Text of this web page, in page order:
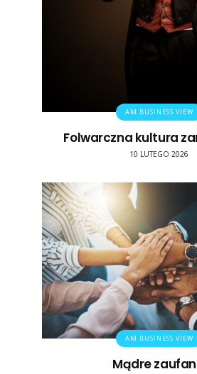
AM BUSINESS VIEW
Folwarczna kultura
10 LUTEGO 2026
AM BUSINESS VIEW
Mądre